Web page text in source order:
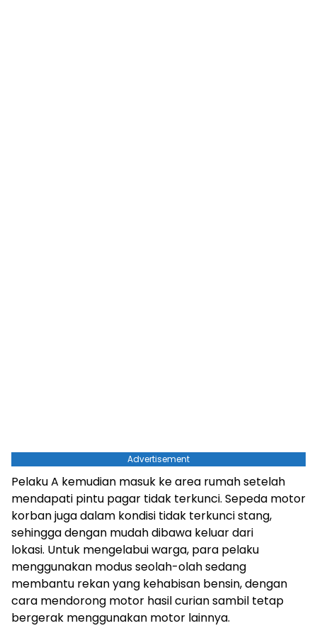
Advertisement
Pelaku A kemudian masuk ke area rumah setelah
mendapati pintu pagar tidak terkunci. Sepeda motor
korban juga dalam kondisi tidak terkunci stang,
sehingga dengan mudah dibawa keluar dari
lokasi. Untuk mengelabui warga, para pelaku
menggunakan modus seolah-olah sedang
membantu rekan yang kehabisan bensin, dengan
cara mendorong motor hasil curian sambil tetap
bergerak menggunakan motor lainnya.